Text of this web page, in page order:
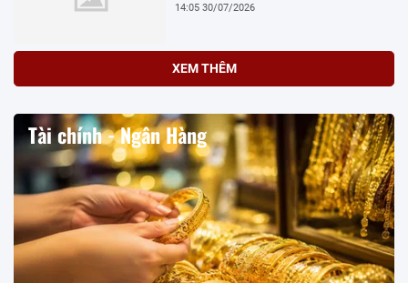
14:05 30/07/2026
XEM THÊM
Tài chính - Ngân Hàng